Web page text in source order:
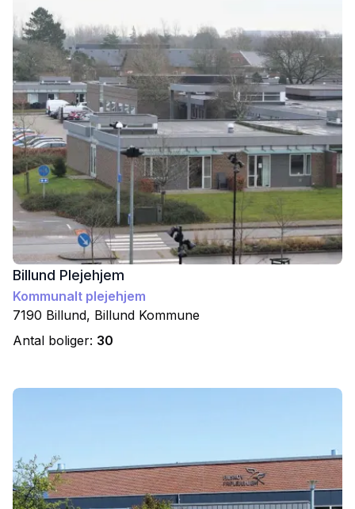
Billund Plejehjem
Kommunalt plejehjem
7190 Billund, Billund Kommune
Antal boliger: 30